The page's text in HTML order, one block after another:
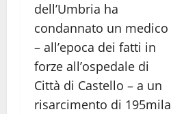
dell’Umbria ha
condannato un medico
– all’epoca dei fatti in
forze all’ospedale di
Città di Castello – a un
risarcimento di 195mila